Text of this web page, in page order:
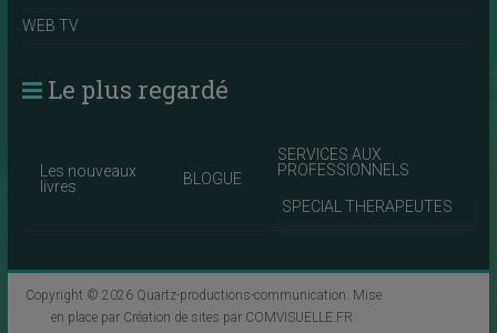
WEB TV
Le plus regardé
Les nouveaux
livres
BLOGUE
SERVICES AUX
PROFESSIONNELS
SPECIAL THERAPEUTES
Copyright © 2026 Quartz-productions-communication . Mise
en place par Création de sites par COMVISUELLE.FR